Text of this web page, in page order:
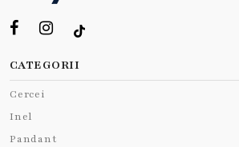
CATEGORII
Cercei
Inel
Pandant